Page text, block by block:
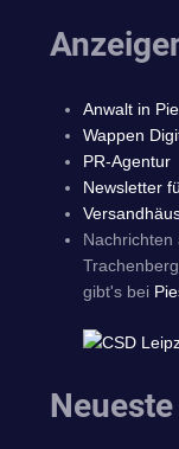
Anwalt in
Wappen
PR-Agentur
Newsletter
Nachrichten
gibt's bei